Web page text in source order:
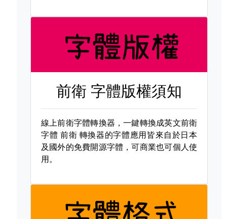
前衛 字體版權須知
線上前衛字體轉換器，一鍵轉換成英文前衛
字體 前衛 轉換器的字體應用皆來自於日本
及國外的免費開源字體，可商業也可個人使
用。